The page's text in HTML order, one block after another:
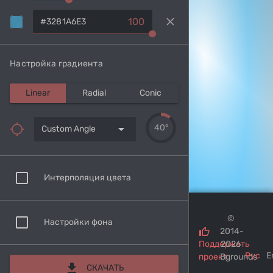
100 clear
Настройка градиента
Linear Radial Conic
Custom Angle arrow_drop_down 40°
Интерполяция цвета
Настройки фона
download СКАЧАТЬ
Поддержать
проект
©
2014-
2026
Bgrounds
Рус